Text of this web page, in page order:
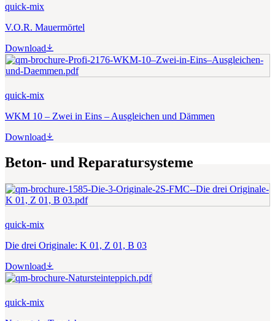
quick-mix
V.O.R. Mauermörtel
Download
quick-mix
WKM 10 – Zwei in Eins – Ausgleichen und Dämmen
Download
Beton- und Reparatursysteme
quick-mix
Die drei Originale: K 01, Z 01, B 03
Download
quick-mix